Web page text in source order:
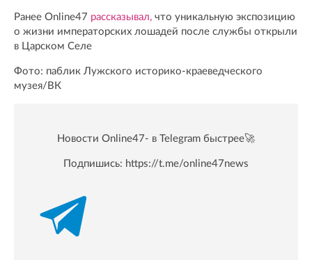
Ранее Online47 рассказывал, что уникальную экспозицию
о жизни императорских лошадей после службы открыли
в Царском Селе
Фото: паблик Лужского историко-краеведческого
музея/ВК
Новости Online47- в Telegram быстрее🚀
Подпишись: https://t.me/online47news